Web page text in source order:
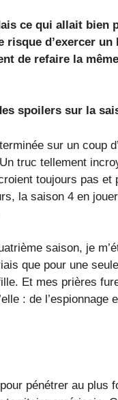
ce qui allait bien
risque d’exercer
de refaire la
spoilers sur la
sur un coup
truc tellement
toujours pas
la saison 4 en
saison, je
que pour une
Et mes prières
: de
pénétrer au plus